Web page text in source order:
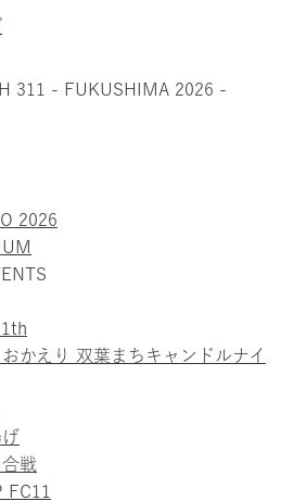
311 - FUKUSHIMA 2026 -
2026
かえり 双葉まちキャンドルナイ
戦
FC11